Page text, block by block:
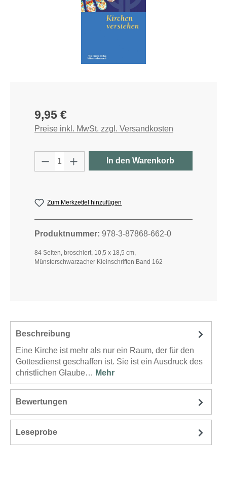
Regulärer Preis:
9,95 €
Preise inkl. MwSt. zzgl. Versandkosten
Produkt Anzahl: Gib den
In den Warenkorb
Zum Merkzettel hinzufügen
Produktnummer: 978-3-87868-662-0
84 Seiten, broschiert, 10,5 x 18,5 cm,
Münsterschwarzacher Kleinschriften Band 162
Beschreibung
Eine Kirche ist mehr als nur ein Raum, der für den
Gottesdienst geschaffen ist. Sie ist ein Ausdruck des
christlichen Glaube… Mehr
Bewertungen
Leseprobe